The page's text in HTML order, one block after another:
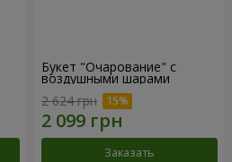
Букет "Очарование" с
воздушными шарами
2 624 грн
Заказать